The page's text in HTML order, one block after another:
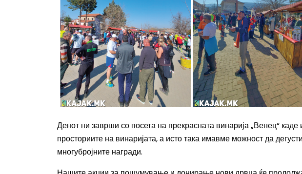
Денот ни заврши со посета на прекрасната винарија „Венец“
просториите на винаријата, а исто така имавме можност да
многубројните награди.